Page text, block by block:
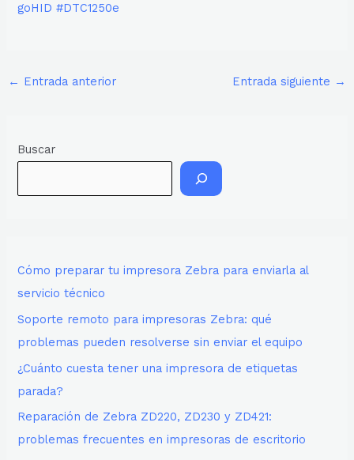
goHID #DTC1250e
← Entrada anterior Entrada siguiente →
Buscar
Cómo preparar tu impresora Zebra para enviarla al
servicio técnico
Soporte remoto para impresoras Zebra: qué
problemas pueden resolverse sin enviar el equipo
¿Cuánto cuesta tener una impresora de etiquetas
parada?
Reparación de Zebra ZD220, ZD230 y ZD421:
problemas frecuentes en impresoras de escritorio